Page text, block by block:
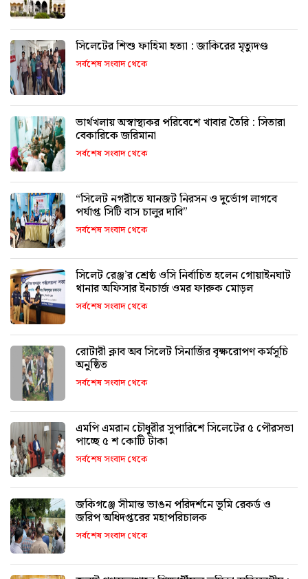
সিলেটের শিশু ফাহিমা হত্যা : জাকিরের মৃত্যুদণ্ড
সর্বশেষ সংবাদ থেকে
ভার্থখলায় অস্বাস্থ্যকর পরিবেশে খাবার তৈরি : সিতারা
বেকারিকে জরিমানা
সর্বশেষ সংবাদ থেকে
“সিলেট নগরীতে যানজট নিরসন ও দুর্ভোগ লাগবে
পর্যাপ্ত সিটি বাস চালুর দাবি”
সর্বশেষ সংবাদ থেকে
সিলেট রেঞ্জ’র শ্রেষ্ঠ ওসি নির্বাচিত হলেন গোয়াইনঘাট
থানার অফিসার ইনচার্জ ওমর ফারুক মোড়ল
সর্বশেষ সংবাদ থেকে
রোটারী ক্লাব অব সিলেট সিনার্জির বৃক্ষরোপণ কর্মসূচি
অনুষ্ঠিত
সর্বশেষ সংবাদ থেকে
এমপি এমরান চৌধুরীর সুপারিশে সিলেটের ৫ পৌরসভা
পাচ্ছে ৫ শ কোটি টাকা
সর্বশেষ সংবাদ থেকে
জকিগঞ্জে সীমান্ত ভাঙন পরিদর্শনে ভূমি রেকর্ড ও
জরিপ অধিদপ্তরের মহাপরিচালক
সর্বশেষ সংবাদ থেকে